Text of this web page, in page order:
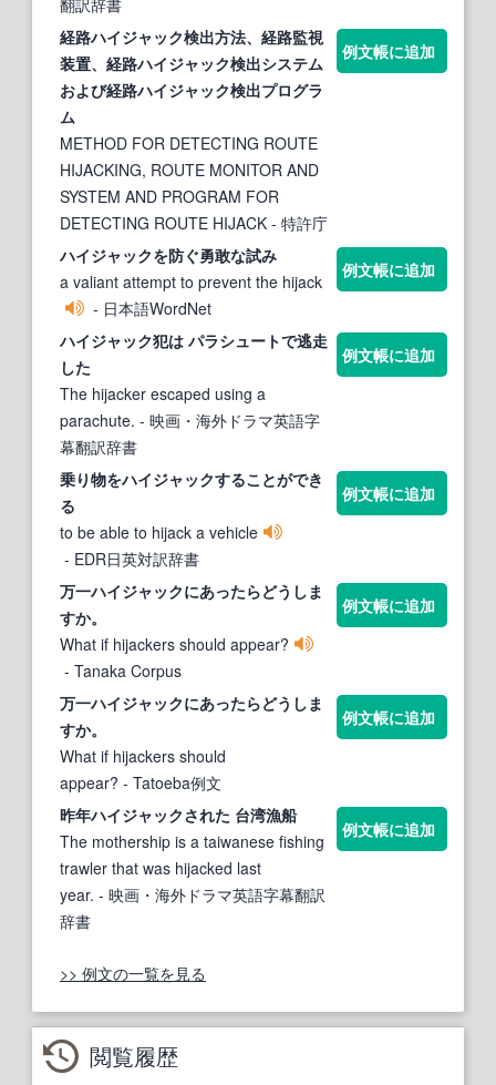
経路ハイジャック検出方法、経路監視
装置、経路ハイジャック検出システム
および経路ハイジャック検出プログラ
ム
METHOD FOR DETECTING ROUTE
HIJACKING, ROUTE MONITOR AND
SYSTEM AND PROGRAM FOR
DETECTING ROUTE HIJACK - 特許庁
例文帳に追加
ハイジャックを防ぐ勇敢な試み
a valiant attempt to prevent the hijack
- 日本語WordNet
例文帳に追加
ハイジャック犯は パラシュートで逃走
した
The hijacker escaped using a
parachute. - 映画・海外ドラマ英語字
幕翻訳辞書
例文帳に追加
乗り物をハイジャックすることができ
る
to be able to hijack a vehicle
- EDR日英対訳辞書
例文帳に追加
万一ハイジャックにあったらどうしま
すか。
What if hijackers should appear?
- Tanaka Corpus
例文帳に追加
万一ハイジャックにあったらどうしま
すか。
What if hijackers should
appear? - Tatoeba例文
例文帳に追加
昨年ハイジャックされた 台湾漁船
The mothership is a taiwanese fishing
trawler that was hijacked last
year. - 映画・海外ドラマ英語字幕翻訳
辞書
例文帳に追加
>> 例文の一覧を見る
閲覧履歴